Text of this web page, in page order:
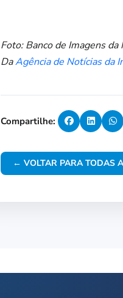
Foto: Banco de Imagens da
DaAgência de Notícias da
Compartilhe:
← VOLTAR PARA TODAS